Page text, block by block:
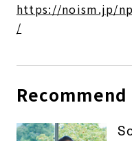
https://noism.jp/
/
Recommend